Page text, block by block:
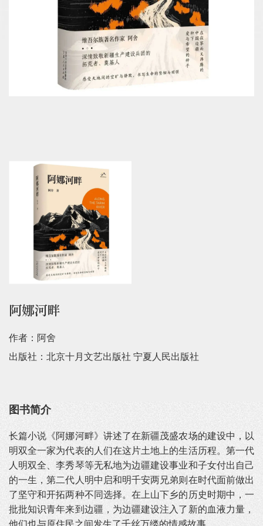
阿娜河畔
作者：阿舍
出版社：北京十月文艺出版社 宁夏人民出版社
图书简介
长篇小说《阿娜河畔》讲述了在新疆茂盛农场的建设中，以
明双全一家为代表的人们在这片土地上的生活历程。第一代
人明双全、李秀琴等无私地为边疆建设事业和子女付出自己
的一生，第二代人明中启和明千安两兄弟则在时代面前做出
了坚守和开拓两种不同选择。在上山下乡的历史时期中，一
批批知识青年来到边疆，为边疆建设注入了新的血液力量，
他们也与原住民之间发生了千丝万缕的情感故事。